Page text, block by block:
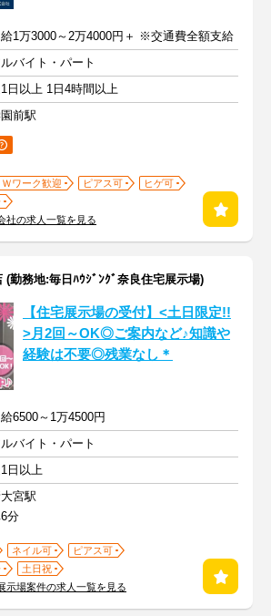
給1万3000～2万4000円＋ ※交通費全額支給
バイト・パート
日以上 1日4時間以上
前駅
ワーク歓迎 ピアス可
ヒゲ可
社の求人一覧を見る
(勤務地:毎日ﾊｳｼﾞﾝｸﾞ奈良住宅展示場)
【住宅展示場の受付】<土日限定!!
>月2回～OK◎ご案内など♪知識や
経験は不要◎残業なし＊
給6500～1万4500円
バイト・パート
日以上
宮駅
分
ネイル可
ピアス可
土日祝
場案件の求人一覧を見る